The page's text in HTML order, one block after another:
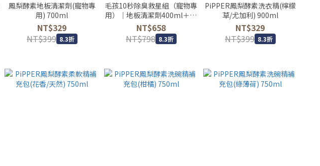
鳳梨酵素地板清潔劑(寵物專
用) 700ml
NT$329
NT$399 8.3折
毛孩10秒除臭救星組（寵物專
用）｜地板清潔劑400ml＋多
效能清潔劑700ml
NT$658
NT$798 8.3折
PiPPER鳳梨酵素洗衣精(檸檬
草/尤加利) 900ml
NT$329
NT$399 8.3折